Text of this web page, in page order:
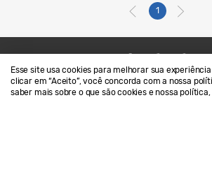
Esse site usa cookies para melhorar sua
clicar em “Aceito”, você concorda com a nossa
saber mais sobre o que são cookies e nossa
1
Contato
SAMSUNG.COM
Termos de Uso
Privacidade e